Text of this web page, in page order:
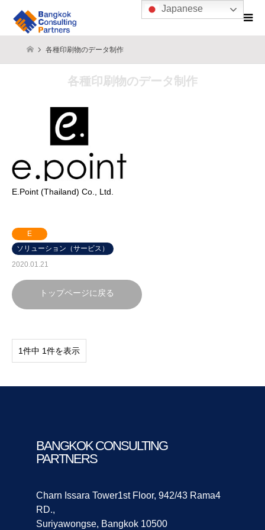
各種印刷物のデータ制作
各種印刷物のデータ制作
E.Point (Thailand) Co., Ltd.
E
ソリューション（サービス）
2020.01.21
トップページに戻る
1件中 1件を表示
BANGKOK CONSULTING
PARTNERS
Charn Issara Tower1st Floor, 942/43 Rama4
RD.,
Suriyawongse, Bangkok 10500
Japanese